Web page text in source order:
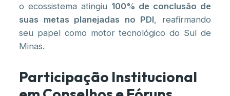
o ecossistema atingiu 100% de conclusão de
suas metas planejadas no PDI , reafirmando
seu papel como motor tecnológico do Sul de
Minas.
Participação Institucional